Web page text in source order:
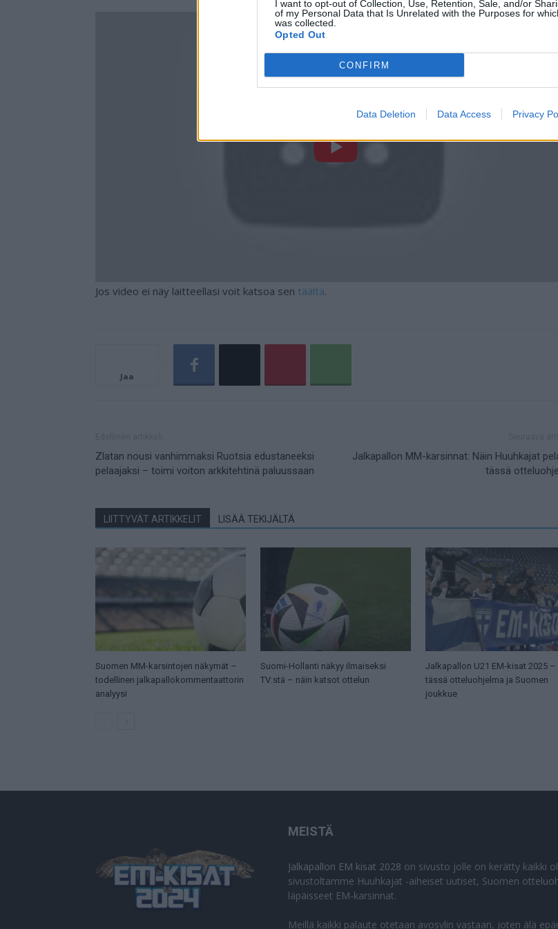
I want to opt-out of Collection, Use, Retention, Sale, and/or
of my Personal Data that Is Unrelated with the Purposes for
was collected.
Opted Out
CONFIRM
Data Deletion Data Access Privacy
Jos video ei näy laitteellasi voit katsoa sen täältä.
Jaa
Zlatan nousi vanhimmaksi Ruotsia edustaneeksi
pelaajaksi – toimi voiton arkkitehtinä paluussaan
Jalkapallon MM-karsinnat: Näin Huuhkajat
tässä
LIITTYVÄT ARTIKKELIT LISÄÄ TEKIJÄLTÄ
Suomen MM-karsintojen näkymät –
todellinen jalkapallokommentaattorin
analyysi
Suomi-Hollanti näkyy ilmaiseksi
TV:stä – näin katsot ottelun
Jalkapallon U21 EM-kisat 2025 –
tässä otteluohjelma ja Suomen
joukkue
MEISTÄ
Jalkapallon EM kisat 2028 on sivusto jolle on kerätty kaikki
sivustoltamme Huuhkajat -aiheiset uutiset, Suomen
läpäisseet EM-karsinnat.
Meillä kaikki palaute otetaan avosylin vastaan, joten älä